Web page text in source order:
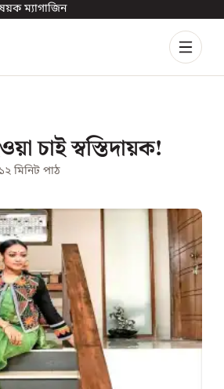
ম্যাগাজিন
চাই স্বস্তিদায়ক!
২ মিনিট পাঠ